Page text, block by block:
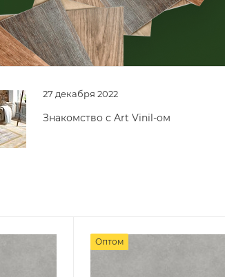
27 декабря 2022
Знакомство с Art Vinil-ом
Оптом